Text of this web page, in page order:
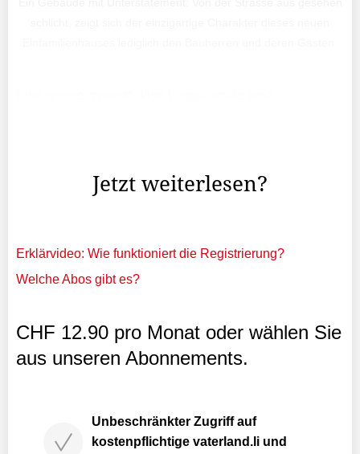
Jetzt weiterlesen?
Erklärvideo: Wie funktioniert die Registrierung?
Welche Abos gibt es?
CHF 12.90 pro Monat oder wählen Sie
aus unseren Abonnements.
Unbeschränkter Zugriff auf
kostenpflichtige vaterland.li und